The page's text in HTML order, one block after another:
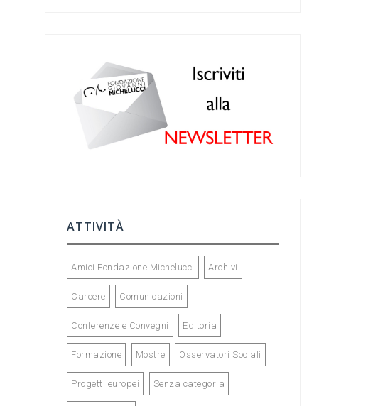
b
o
o
a
m
n
ATTIVITÀ
Amici Fondazione Michelucci Archivi
Carcere Comunicazioni
Conferenze e Convegni Editoria
Formazione Mostre Osservatori Sociali
Progetti europei Senza categoria